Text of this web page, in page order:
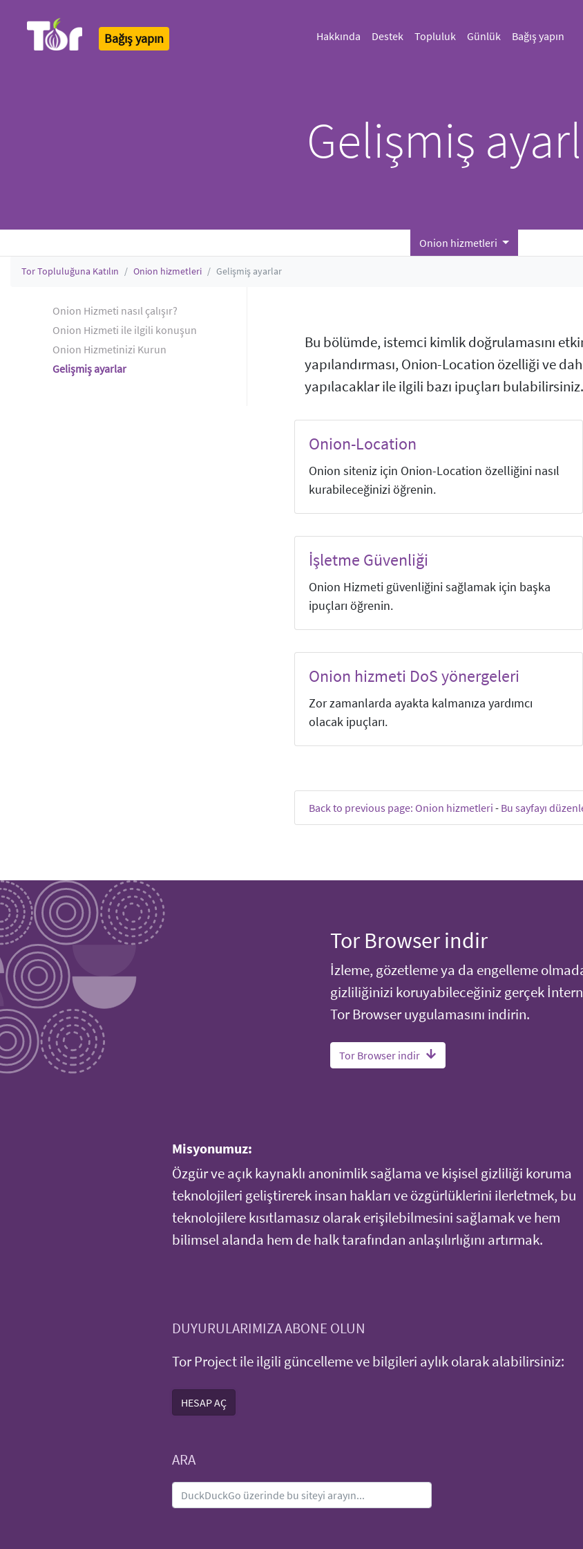
Bağış yapın Hakkında Destek Topluluk Günlük Bağış yapın
Gelişmiş
Onion hizmetleri
Tor Topluluğuna Katılın Onion hizmetleri Gelişmiş ayarlar
Onion Hizmeti nasıl çalışır?
Onion Hizmeti ile ilgili konuşun
Onion Hizmetinizi Kurun
Gelişmiş ayarlar
Bu bölümde, istemci kimlik doğrulamasını
yapılandırması, Onion-Location özelliği ve
yapılacaklar ile ilgili bazı ipuçları bulabilirsiniz.
Onion-Location
Onion siteniz için Onion-Location özelliğini nasıl
kurabileceğinizi öğrenin.
İşletme Güvenliği
Onion Hizmeti güvenliğini sağlamak için başka
ipuçları öğrenin.
Onion hizmeti DoS yönergeleri
Zor zamanlarda ayakta kalmanıza yardımcı
olacak ipuçları.
Back to previous page: Onion hizmetleri - Bu sayfayı
Tor Browser indir
İzleme, gözetleme ya da engelleme
gizliliğinizi koruyabileceğiniz gerçek
Tor Browser uygulamasını indirin.
Tor Browser indir
Misyonumuz:
Özgür ve açık kaynaklı anonimlik sağlama ve kişisel gizliliği koruma
teknolojileri geliştirerek insan hakları ve özgürlüklerini ilerletmek, bu
teknolojilere kısıtlamasız olarak erişilebilmesini sağlamak ve hem
bilimsel alanda hem de halk tarafından anlaşılırlığını artırmak.
DUYURULARIMIZA ABONE OLUN
Tor Project ile ilgili güncelleme ve bilgileri aylık olarak alabilirsiniz:
HESAP AÇ
ARA